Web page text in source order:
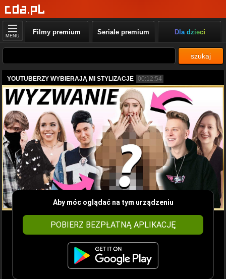
MENU Filmy premium Seriale premium Dla dzieci
szukaj
YOUTUBERZY WYBIERAJĄ MI STYLIZACJE 00:12:54
Aby móc oglądać na tym urządzeniu
POBIERZ BEZPŁATNĄ APLIKACJĘ